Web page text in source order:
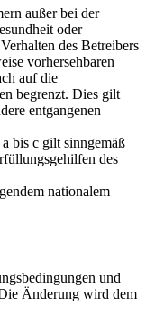
außer bei der
oder
des Betreibers
vorhersehbaren
auf die
begrenzt. Dies gilt
entgangenen
bis c gilt sinngemäß
des
nationalem
und
Änderung wird dem